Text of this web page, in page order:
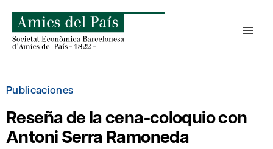
contenido
Publicaciones
Reseña de la cena-coloquio con
Antoni Serra Ramoneda